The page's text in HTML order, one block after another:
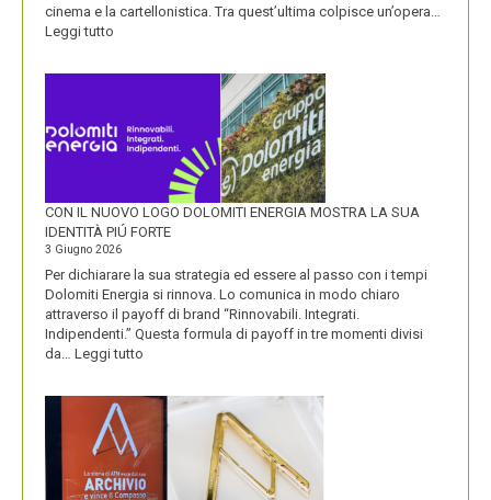
cinema e la cartellonistica. Tra quest’ultima colpisce un’opera…
Leggi tutto
SASSO
CON IL NUOVO LOGO DOLOMITI ENERGIA MOSTRA LA SUA
IDENTITÀ PIÚ FORTE
3 Giugno 2026
Per dichiarare la sua strategia ed essere al passo con i tempi
Dolomiti Energia si rinnova. Lo comunica in modo chiaro
attraverso il payoff di brand “Rinnovabili. Integrati.
Indipendenti.” Questa formula di payoff in tre momenti divisi
da… Leggi tutto
NUOVO
LOGO
DOLOMITI
ENERGIA
MOSTRA